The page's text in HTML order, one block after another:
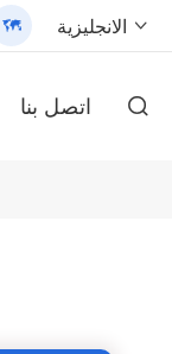
 الانجليزية 
اتصل بنا 